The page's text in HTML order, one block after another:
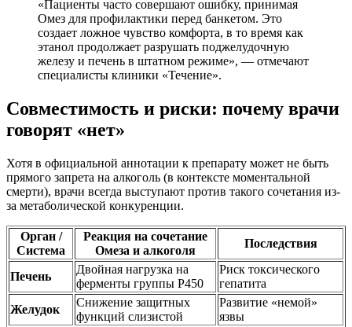
«Пациенты часто совершают ошибку, принимая
Омез для профилактики перед банкетом. Это
создает ложное чувство комфорта, в то время как
этанол продолжает разрушать поджелудочную
железу и печень в штатном режиме», — отмечают
специалисты клиники «Течение».
Совместимость и риски: почему врачи
говорят «нет»
Хотя в официальной аннотации к препарату может не быть
прямого запрета на алкоголь (в контексте моментальной
смерти), врачи всегда выступают против такого сочетания из-
за метаболической конкуренции.
Орган /
Система
Реакция на сочетание
Омеза и алкоголя
Последствия
Печень
Двойная нагрузка на
ферменты группы P450
Риск токсического
гепатита
Желудок
Снижение защитных
функций слизистой
Развитие «немой»
язвы